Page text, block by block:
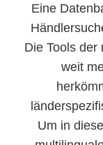
Eine
Die Tools der
weit
Um in